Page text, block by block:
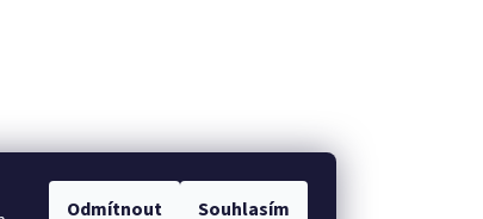
Odmítnout Souhlasím